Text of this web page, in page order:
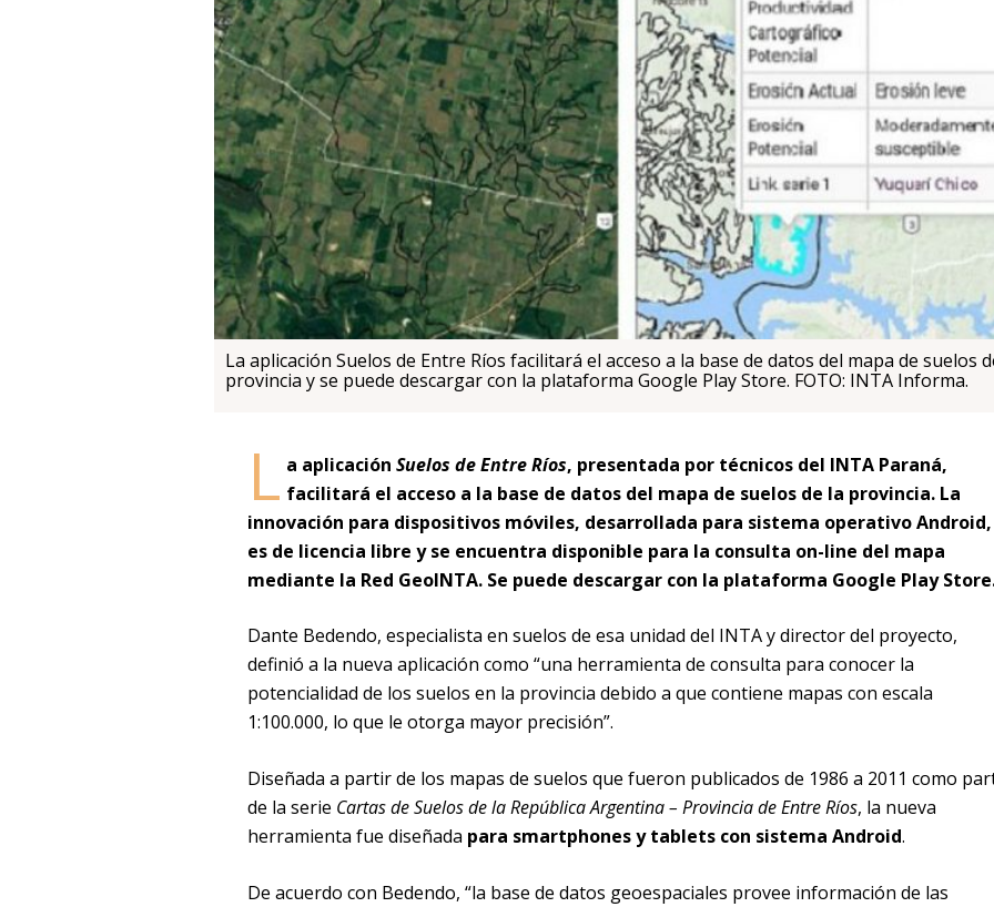
La aplicación Suelos de Entre Ríos facilitará el acceso a la base de datos del mapa de suelos
provincia y se puede descargar con la plataforma Google Play Store. FOTO: INTA Informa.
L a aplicación Suelos de Entre Ríos, presentada por técnicos del INTA Paraná,
facilitará el acceso a la base de datos del mapa de suelos de la provincia. La
innovación para dispositivos móviles, desarrollada para sistema operativo Android,
es de licencia libre y se encuentra disponible para la consulta on-line del mapa
mediante la Red GeoINTA. Se puede descargar con la plataforma Google Play
Dante Bedendo, especialista en suelos de esa unidad del INTA y director del proyecto,
definió a la nueva aplicación como “una herramienta de consulta para conocer la
potencialidad de los suelos en la provincia debido a que contiene mapas con escala
1:100.000, lo que le otorga mayor precisión”.
Diseñada a partir de los mapas de suelos que fueron publicados de 1986 a 2011 como
de la serie Cartas de Suelos de la República Argentina – Provincia de Entre Ríos, la nueva
herramienta fue diseñada para smartphones y tablets con sistema Android.
De acuerdo con Bedendo, “la base de datos geoespaciales provee información de las